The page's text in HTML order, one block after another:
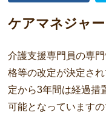
ケアマネジャ
介護支援専門員の専
格等の改定が決定さ
定から3年間は経過措
可能となっています